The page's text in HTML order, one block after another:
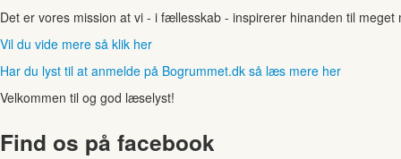
Det er vores mission at vi - i fællesskab - inspirerer hinanden til
Vil du vide mere så klik her
Har du lyst til at anmelde på Bogrummet.dk så læs mere her
Velkommen til og god læselyst!
Find os på facebook